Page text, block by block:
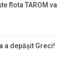
flota TAROM va
a depășit Greci!